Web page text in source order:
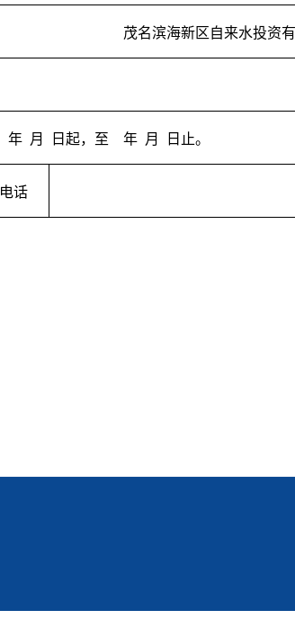
茂名滨海新区自来水投资
年 月 日起，至 年 月 日止。
电话